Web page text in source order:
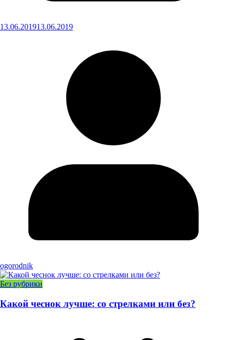
13.06.201913.06.2019
ogorodnik
Без рубрики
Какой чеснок лучше: со стрелками или без?